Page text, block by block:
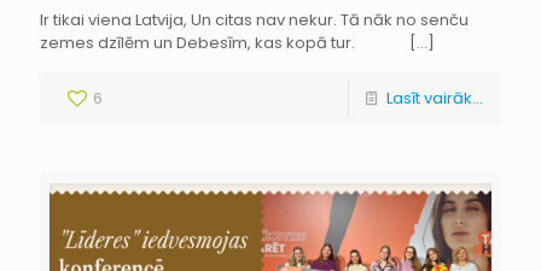
Ir tikai viena Latvija, Un citas nav nekur. Tā nāk no senču
zemes dzīlēm un Debesīm, kas kopā tur.
[…]
6 Lasīt vairāk...